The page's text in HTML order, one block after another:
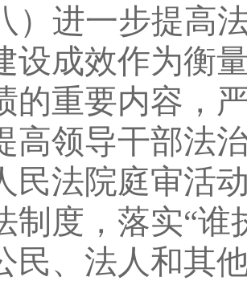
）进一步提高
设成效作为衡
的重要内容，
高领导干部法
民法院庭审活
制度，落实“谁
民、法人和其